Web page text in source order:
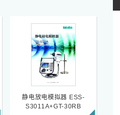
静电放电模拟器 ESS-
S3011A+GT-30RB